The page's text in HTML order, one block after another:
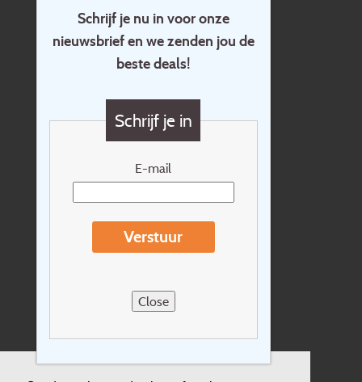
Schrijf je nu in voor onze
nieuwsbrief en we zenden jou de
beste deals!
Schrijf je in
E-mail
Verstuur
Close
Home
Contact
Vragen?
Cadeaubon
Nieuwsbrief
Reisvoorwaarden
Sitemap